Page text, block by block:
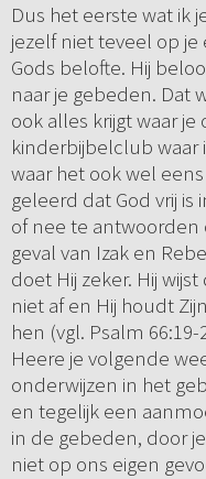
Dus het eerste wat ik
jezelf niet teveel op je
Gods belofte. Hij
naar je gebeden. Dat
ook alles krijgt waar je
kinderbijbelclub waar
waar het ook wel
geleerd dat God vrij is
of nee te antwoorden
geval van Izak en
doet Hij zeker. Hij
niet af en Hij houdt
hen (vgl. Psalm
Heere je volgende
onderwijzen in het
en tegelijk een
in de gebeden, door
niet op ons eigen